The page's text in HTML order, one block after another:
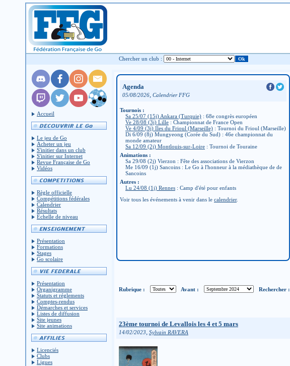
Chercher un club :
Accueil
Le jeu de Go
Acheter un jeu
S'initier dans un club
S'initier sur Internet
Revue Française de Go
Vidéos
Règle officielle
Compétitions fédérales
Calendrier
Résultats
Échelle de niveau
Présentation
Formations
Stages
Go scolaire
Présentation
Organigramme
Statuts et réglements
Comptes-rendus
Démarches et services
Listes de diffusion
Site jeunes
Site animations
Licenciés
Clubs
Ligues
Agenda
05/08/2026, Calendrier FFG
Tournois :
Sa 25/07 (15j) Ankara (Turquie) : 68e congrès européen
Ve 28/08 (3j) Lille : Championnat de France Open
Ve 4/09 (3j) Iles du Frioul (Marseille) : Tournoi du Frioul (Marseille)
Di 6/09 (8j) Mungyeong (Corée du Sud) : 46e championnat du
monde amateur
Sa 12/09 (2j) Montlouis-sur-Loire : Tournoi de Touraine
Animations :
Sa 29/08 (2j) Vierzon : Fête des associations de Vierzon
Me 16/09 (1j) Sancoins : Le Go à l'honneur à la médiathèque de de
Sancoins
Autres :
Lu 24/08 (1j) Rennes : Camp d'été pour enfants
Voir tous les événements à venir dans le calendrier.
Rubrique : Avant : Rechercher :
23ème tournoi de Levallois les 4 et 5 mars
14/02/2023, Sylvain RAVERA